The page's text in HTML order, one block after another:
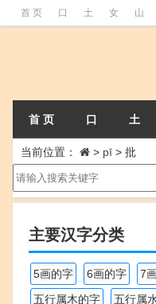
首 页 口 土 女 山
首 页 口 土
当前位置： > pī > 批
主要汉字分类
5画的字 6画的字 7
五行属木的字
五行属